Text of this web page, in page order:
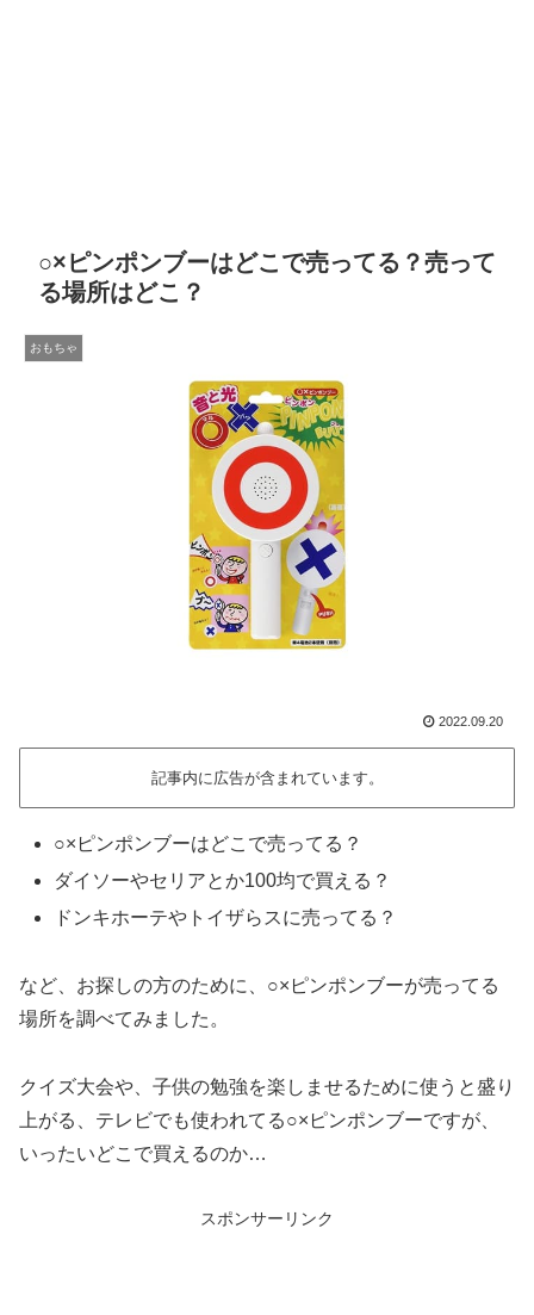
○×ピンポンブーはどこで売ってる？売って
る場所はどこ？
おもちゃ
2022.09.20
記事内に広告が含まれています。
○×ピンポンブーはどこで売ってる？
ダイソーやセリアとか100均で買える？
ドンキホーテやトイザらスに売ってる？
など、お探しの方のために、○×ピンポンブーが売ってる
場所を調べてみました。
クイズ大会や、子供の勉強を楽しませるために使うと盛り
上がる、テレビでも使われてる○×ピンポンブーですが、
いったいどこで買えるのか…
スポンサーリンク